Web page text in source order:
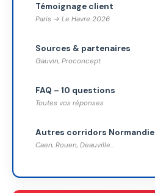
Témoignage client
Paris → Le Havre 2026
Sources & partenaires
Gauvin, Proconcept
FAQ – 10 questions
Toutes vos réponses
Autres corridors Normandie
Caen, Rouen, Deauville…